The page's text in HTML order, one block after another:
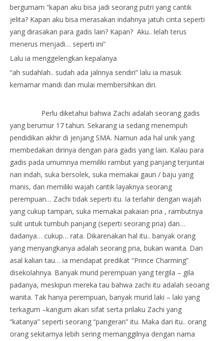
bergumam “kapan aku bisa jadi seorang putri yang cantik
jelita? Kapan aku bisa merasakan indahnya jatuh cinta seperti
yang dirasakan para gadis lain? Kapan? Aku.. lelah terus
menerus menjadi… seperti ini”
Lalu ia menggelengkan kepalanya
“ah sudahlah.. sudah ada jalnnya sendiri” lalu ia masuk
kemamar mandi dan mulai membersihkan diri.
Perlu diketahui bahwa Zachi adalah seorang gadis
yang berumur 17 tahun. Sekarang ia sedang menempuh
pendidikan akhir di jenjang SMA. Namun ada hal unik yang
membedakan dirinya dengan para gadis yang lain. Kalau para
gadis pada umumnya memiliki rambut yang panjang terjuntai
nan indah, suka bersolek, suka memakai gaun / baju yang
manis, dan memiliki wajah cantik layaknya seorang
perempuan… Zachi tidak seperti itu. Ia terlahir dengan wajah
yang cukup tampan, suka memakai pakaian pria , rambutnya
sulit untuk tumbuh panjang (seperti seorang pria) dan…
dadanya… cukup… rata. Dikarenakan hal itu.. banyak orang
yang menyangkanya adalah seorang pria, bukan wanita. Dan
asal kalian tau… ia mendapat predikat “Prince Charming”
disekolahnya. Banyak murid perempuan yang tergila – gila
padanya, meskipun mereka tau bahwa zachi itu adalah seoang
wanita. Tak hanya perempuan, banyak murid laki – laki yang
terkagum –kangum akan sifat serta prilaku Zachi yang
“katanya” seperti seorang “pangeran” itu. Maka dari itu.. orang
orang sekitarnya lebih sering memanggilnya dengan nama